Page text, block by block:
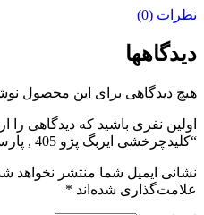
نظرات (0)
دیدگاهها
هیچ دیدگاهی برای این محصول
اولین نفری باشید که دیدگاهی را
“کلیدچرخشی ایربگ پژو 405 , پارس و سمند کروز”
نشانی ایمیل شما منتشر نخواهد
علامت‌گذاری شده‌اند *